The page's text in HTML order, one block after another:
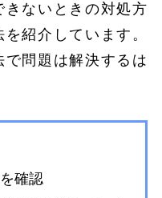
ないときの対処方
紹介しています。
問題は解決するは
確認